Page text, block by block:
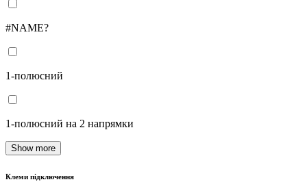
#NAME?
1-полюсний
1-полюсний на 2 напрямки
Show more
Клеми підключення